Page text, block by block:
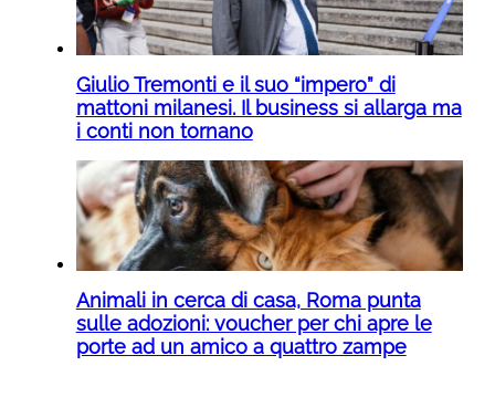
Giulio Tremonti e il suo “impero” di
mattoni milanesi. Il business si allarga ma
i conti non tornano
Animali in cerca di casa, Roma punta
sulle adozioni: voucher per chi apre le
porte ad un amico a quattro zampe